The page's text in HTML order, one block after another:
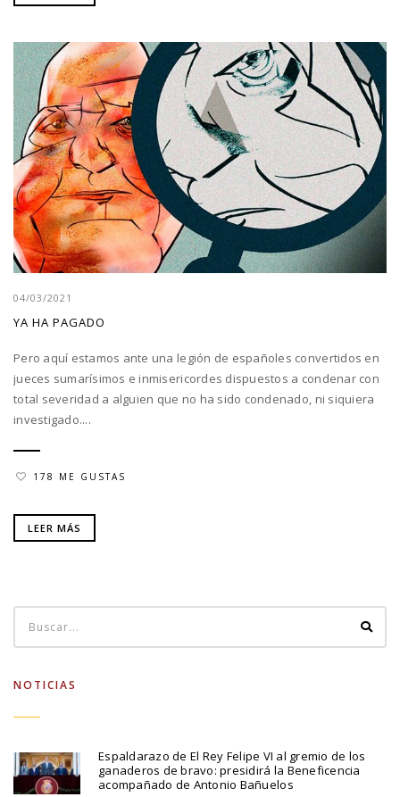
04/03/2021
YA HA PAGADO
Pero aquí estamos ante una legión de españoles convertidos en
jueces sumarísimos e inmisericordes dispuestos a condenar con
total severidad a alguien que no ha sido condenado, ni siquiera
investigado....
178 ME GUSTAS
LEER MÁS
NOTICIAS
Espaldarazo de El Rey Felipe VI al gremio de los
ganaderos de bravo: presidirá la Beneficencia
acompañado de Antonio Bañuelos